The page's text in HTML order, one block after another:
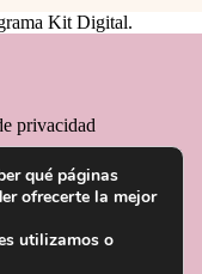
privacidad
qué páginas
ofrecerte la mejor
utilizamos o